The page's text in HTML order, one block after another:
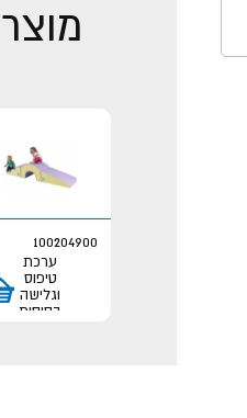
100204900
ערכת
טיפוס
וגלישה
בסיסית